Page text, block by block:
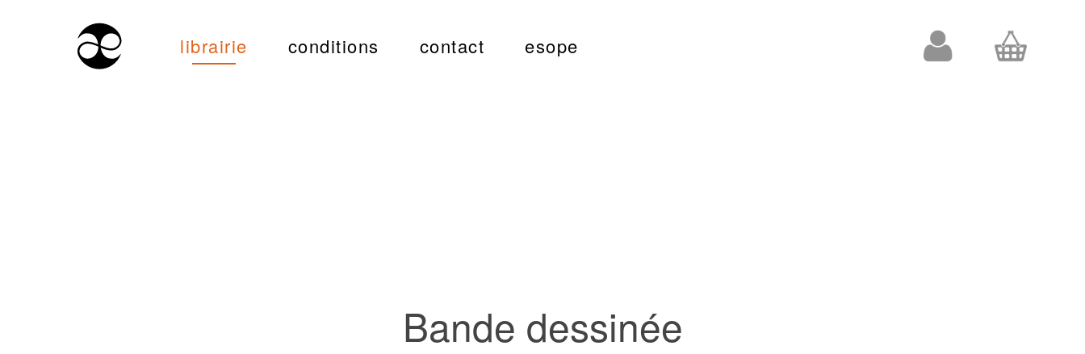
librairie conditions contact esope
Bande dessinée